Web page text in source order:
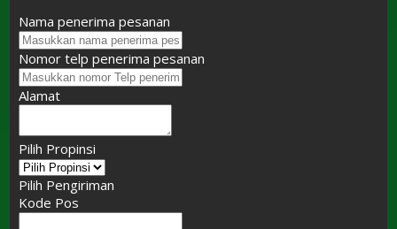
Nama penerima pesanan
Nomor telp penerima pesanan
Alamat
Pilih Propinsi
Pilih Pengiriman
Kode Pos